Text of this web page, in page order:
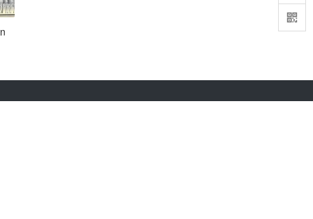
36氪APP下载